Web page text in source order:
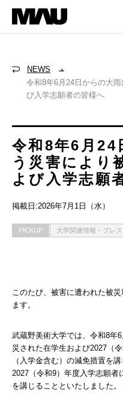
NEWS
令和8年6月24日からの大
び入学志願者の皆様へ
令和8年6月24
う災害により
よび入学志願
掲載日:2026年7月1日（水）
PICKUP 大学関連情報・プレ
このたび、被害に遭われた被
ます。
武蔵野美術大学では、令和8年
災された在学生および2027（
（入学金含む）の減免措置を
2027（令和9）年度入学志願者
を講じることといたしました。